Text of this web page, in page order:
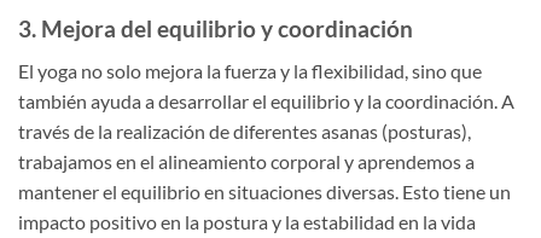
3. Mejora del equilibrio y coordinación
El yoga no solo mejora la fuerza y la flexibilidad, sino que
también ayuda a desarrollar el equilibrio y la coordinación. A
través de la realización de diferentes asanas (posturas),
trabajamos en el alineamiento corporal y aprendemos a
mantener el equilibrio en situaciones diversas. Esto tiene un
impacto positivo en la postura y la estabilidad en la vida